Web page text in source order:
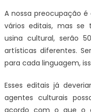
A nossa preocupação
vários editais, mas se
usina cultural, serão
artísticas diferentes.
para cada linguagem,
Esses editais já
agentes culturais
acordo com o que o